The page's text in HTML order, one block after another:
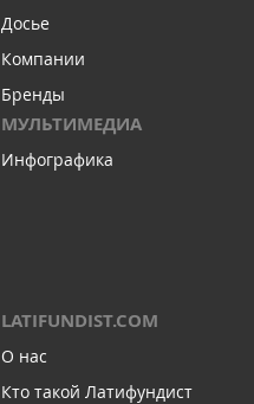
Досье
Компании
Бренды
МУЛЬТИМЕДИА
Инфографика
LATIFUNDIST.COM
О нас
Кто такой Латифундист